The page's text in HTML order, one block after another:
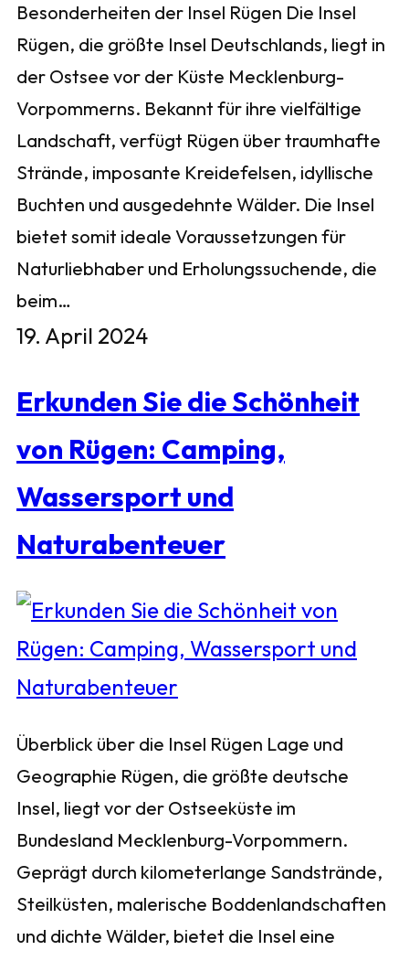
Besonderheiten der Insel Rügen Die Insel
Rügen, die größte Insel Deutschlands, liegt in
der Ostsee vor der Küste Mecklenburg-
Vorpommerns. Bekannt für ihre vielfältige
Landschaft, verfügt Rügen über traumhafte
Strände, imposante Kreidefelsen, idyllische
Buchten und ausgedehnte Wälder. Die Insel
bietet somit ideale Voraussetzungen für
Naturliebhaber und Erholungssuchende, die
beim…
19. April 2024
Erkunden Sie die Schönheit
von Rügen: Camping,
Wassersport und
Naturabenteuer
Überblick über die Insel Rügen Lage und
Geographie Rügen, die größte deutsche
Insel, liegt vor der Ostseeküste im
Bundesland Mecklenburg-Vorpommern.
Geprägt durch kilometerlange Sandstrände,
Steilküsten, malerische Boddenlandschaften
und dichte Wälder, bietet die Insel eine